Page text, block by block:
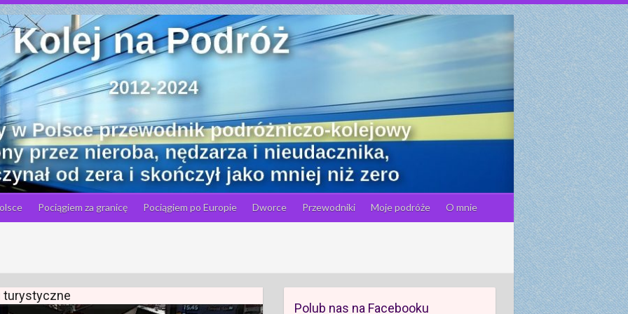
Pociągiem za granicę Pociągiem po Europie Dworce Przewodniki Moje podróże O mnie
turystyczne
Polub nas na Facebooku